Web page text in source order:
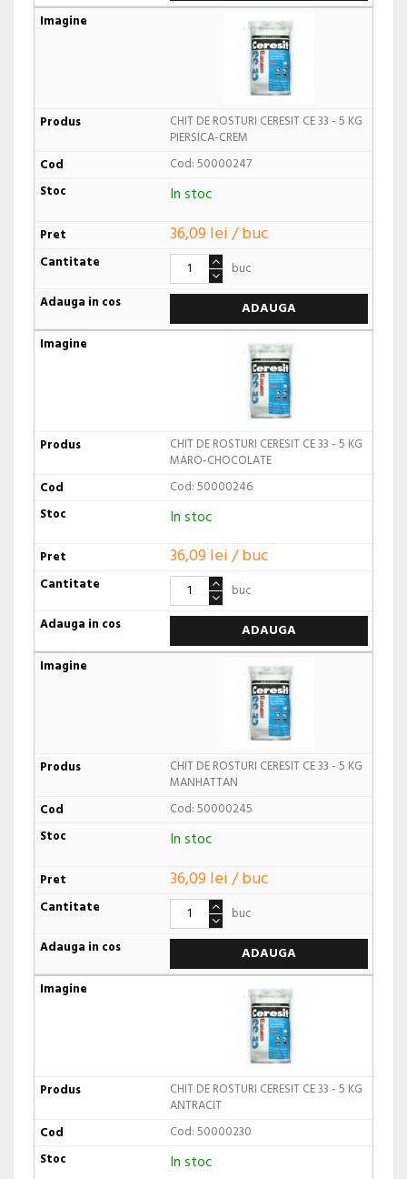
CHIT DE ROSTURI CERESIT CE 33 - 5 KG
PIERSICA-CREM
Cod: 50000247
In stoc
36,09 lei / buc
buc
ADAUGA
CHIT DE ROSTURI CERESIT CE 33 - 5 KG
MARO-CHOCOLATE
Cod: 50000246
In stoc
36,09 lei / buc
buc
ADAUGA
CHIT DE ROSTURI CERESIT CE 33 - 5 KG
MANHATTAN
Cod: 50000245
In stoc
36,09 lei / buc
buc
ADAUGA
CHIT DE ROSTURI CERESIT CE 33 - 5 KG
ANTRACIT
Cod: 50000230
In stoc